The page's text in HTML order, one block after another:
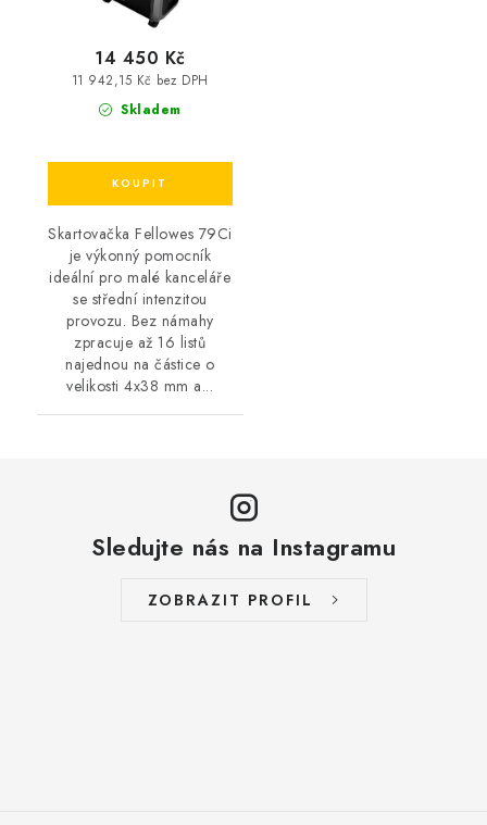
Skladem
11 942,15 Kč bez DPH
14 450 Kč
Skartovačka Fellowes 79Ci
je výkonný pomocník
ideální pro malé kanceláře
se střední intenzitou
provozu. Bez námahy
zpracuje až 16 listů
najednou na částice o
velikosti 4x38 mm a...
Sledujte nás na Instagramu
ZOBRAZIT PROFIL